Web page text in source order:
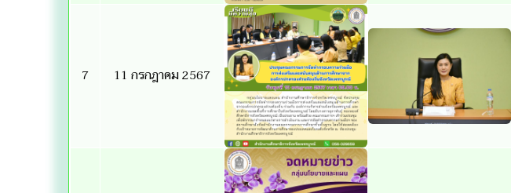
7 11 กรกฎาคม 2567